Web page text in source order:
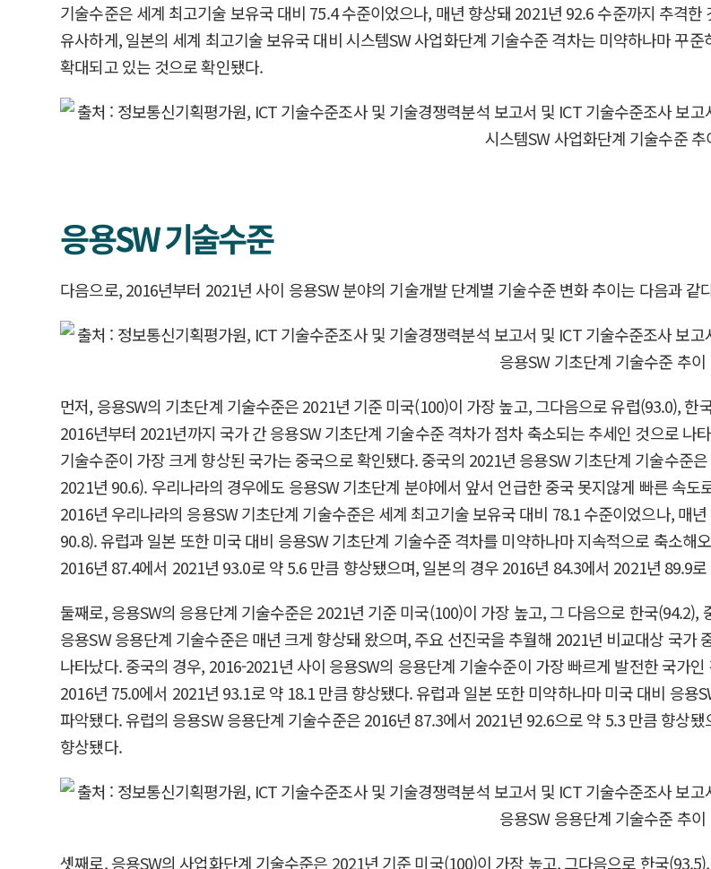
기술수준은 세계 최고기술 보유국 대비 75.4 수준이었으나, 매년 향상돼 2021년 92.6 수준까지 추격
유사하게, 일본의 세계 최고기술 보유국 대비 시스템SW 사업화단계 기술수준 격차는 미약하나마 꾸
확대되고 있는 것으로 확인됐다.
응용SW 기술수준
다음으로, 2016년부터 2021년 사이 응용SW 분야의 기술개발 단계별 기술수준 변화 추이는 다음과 같
먼저, 응용SW의 기초단계 기술수준은 2021년 기준 미국(100)이 가장 높고, 그다음으로 유럽(93.0),
2016년부터 2021년까지 국가 간 응용SW 기초단계 기술수준 격차가 점차 축소되는 추세인 것으로 나
기술수준이 가장 크게 향상된 국가는 중국으로 확인됐다. 중국의 2021년 응용SW 기초단계 기술수
2021년 90.6). 우리나라의 경우에도 응용SW 기초단계 분야에서 앞서 언급한 중국 못지않게 빠른 속
2016년 우리나라의 응용SW 기초단계 기술수준은 세계 최고기술 보유국 대비 78.1 수준이었으나,
90.8). 유럽과 일본 또한 미국 대비 응용SW 기초단계 기술수준 격차를 미약하나마 지속적으로 축소해
2016년 87.4에서 2021년 93.0로 약 5.6 만큼 향상됐으며, 일본의 경우 2016년 84.3에서 2021년 89.9
둘째로, 응용SW의 응용단계 기술수준은 2021년 기준 미국(100)이 가장 높고, 그 다음으로 한국
응용SW 응용단계 기술수준은 매년 크게 향상돼 왔으며, 주요 선진국을 추월해 2021년 비교대상 국가
나타났다. 중국의 경우, 2016-2021년 사이 응용SW의 응용단계 기술수준이 가장 빠르게 발전한 국가
2016년 75.0에서 2021년 93.1로 약 18.1 만큼 향상됐다. 유럽과 일본 또한 미약하나마 미국 대비 응
파악됐다. 유럽의 응용SW 응용단계 기술수준은 2016년 87.3에서 2021년 92.6으로 약 5.3 만큼 향상
향상됐다.
셋째로, 응용SW의 사업화단계 기술수준은 2021년 기준 미국(100)이 가장 높고, 그다음으로 한국